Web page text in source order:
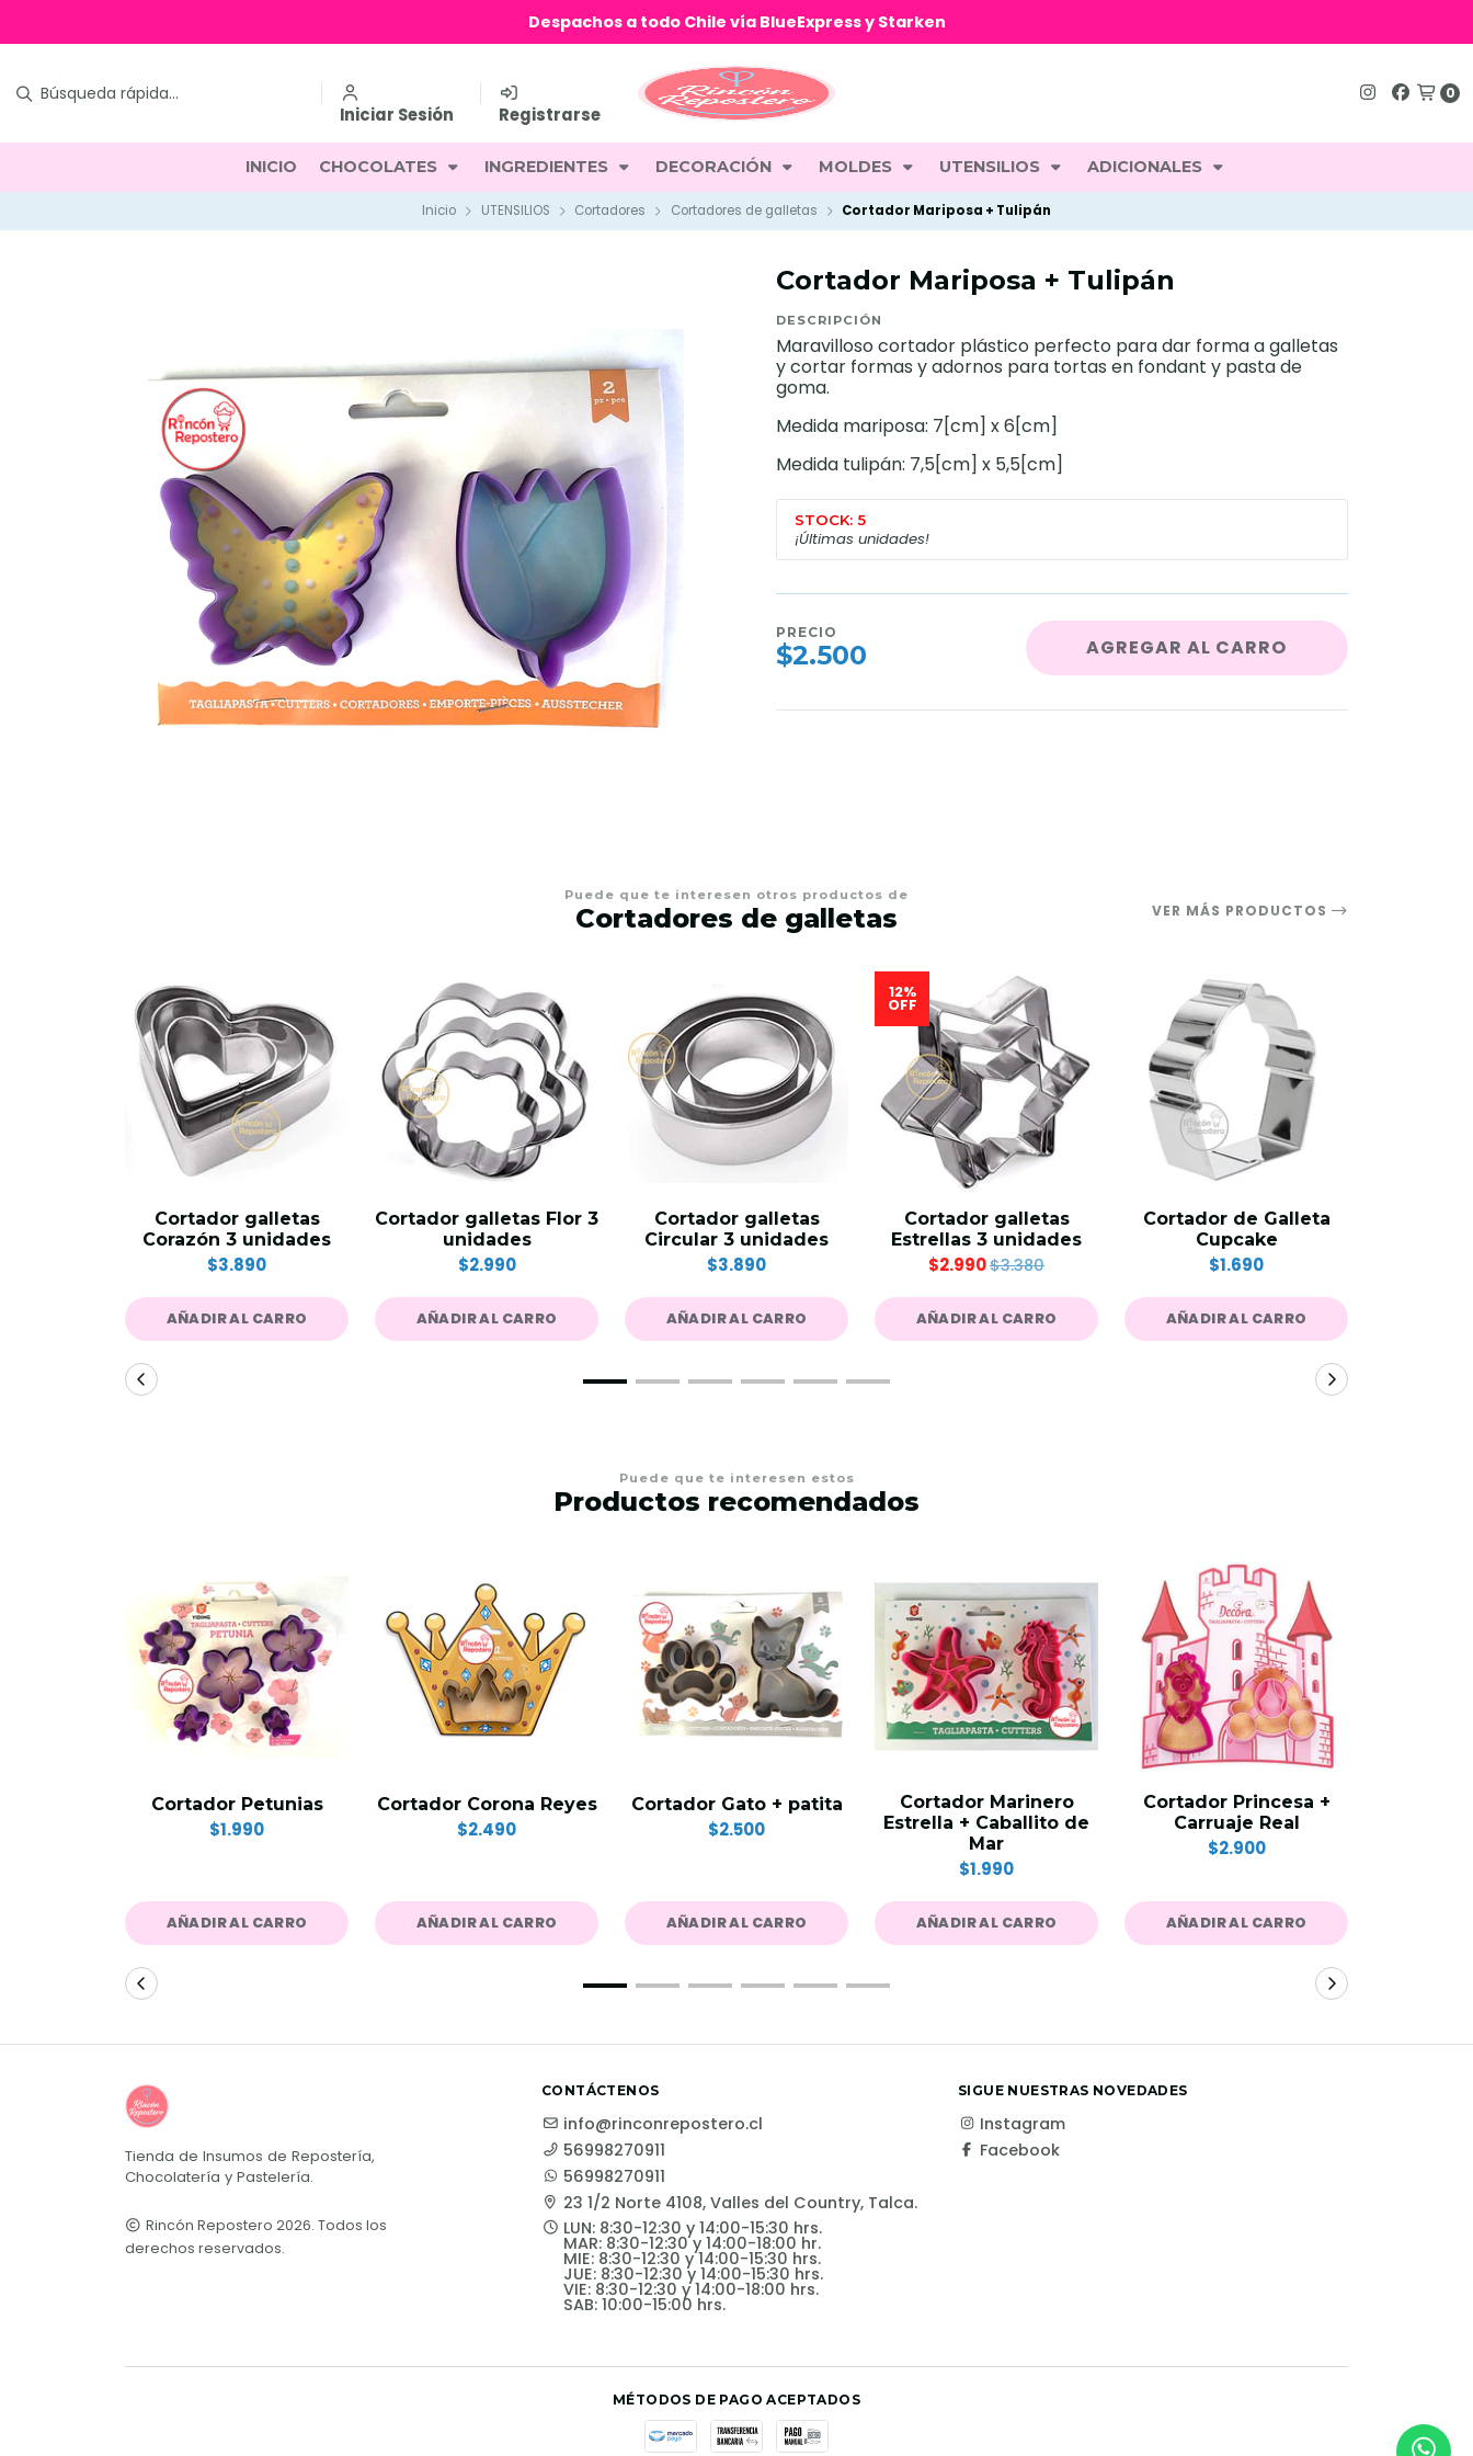
Iniciar Sesión Registrarse
0
INICIO CHOCOLATES INGREDIENTES DECORACIÓN MOLDES UTENSILIOS ADICIONALES
Despachos a todo Chile vía BlueExpress y Starken
Inicio UTENSILIOS Cortadores Cortadores de galletas Cortador Mariposa + Tulipán
Cortador Mariposa + Tulipán
DESCRIPCIÓN
Maravilloso cortador plástico perfecto para dar forma a galletas
y cortar formas y adornos para tortas en fondant y pasta de
goma.
Medida mariposa: 7[cm] x 6[cm]
Medida tulipán: 7,5[cm] x 5,5[cm]
STOCK: 5
¡Últimas unidades!
PRECIO
$2.500 AGREGAR AL CARRO
Puede que te interesen otros productos de
Cortadores de galletas VER MÁS PRODUCTOS
Cortador galletas
Corazón 3 unidades
$3.890
AÑADIR AL CARRO
Cortador galletas Flor 3
unidades
$2.990
AÑADIR AL CARRO
Cortador galletas
Circular 3 unidades
$3.890
AÑADIR AL CARRO
12%
OFF
Cortador galletas
Estrellas 3 unidades
$2.990$3.380
AÑADIR AL CARRO
Cortador de Galleta
Cupcake
$1.690
AÑADIR AL CARRO
Puede que te interesen estos
Productos recomendados
Cortador Petunias
$1.990
AÑADIR AL CARRO
Cortador Corona Reyes
$2.490
AÑADIR AL CARRO
Cortador Gato + patita
$2.500
AÑADIR AL CARRO
Cortador Marinero
Estrella + Caballito de
Mar
$1.990
AÑADIR AL CARRO
Cortador Princesa +
Carruaje Real
$2.900
AÑADIR AL CARRO
Tienda de Insumos de Repostería,
Chocolatería y Pastelería.
Rincón Repostero 2026. Todos los
derechos reservados.
CONTÁCTENOS
info@rinconrepostero.cl
56998270911
56998270911
23 1/2 Norte 4108, Valles del Country, Talca.
LUN: 8:30-12:30 y 14:00-15:30 hrs.
MAR: 8:30-12:30 y 14:00-18:00 hr.
MIE: 8:30-12:30 y 14:00-15:30 hrs.
JUE: 8:30-12:30 y 14:00-15:30 hrs.
VIE: 8:30-12:30 y 14:00-18:00 hrs.
SAB: 10:00-15:00 hrs.
SIGUE NUESTRAS NOVEDADES
Instagram
Facebook
MÉTODOS DE PAGO ACEPTADOS